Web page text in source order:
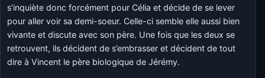
s’inquiète donc forcément pour Célia et décide de se lever
pour aller voir sa demi-soeur. Celle-ci semble elle aussi bien
vivante et discute avec son père. Une fois que les deux se
retrouvent, ils décident de s’embrasser et décident de tout
dire à Vincent le père biologique de Jérémy.